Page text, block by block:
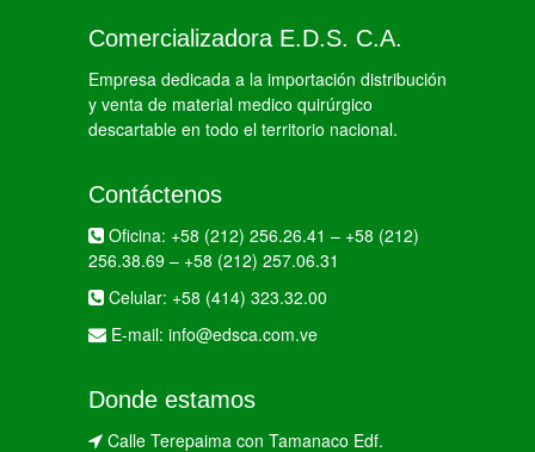
Comercializadora E.D.S. C.A.
Empresa dedicada a la importación distribución
y venta de material medico quirúrgico
descartable en todo el territorio nacional.
Contáctenos
Oficina: +58 (212) 256.26.41 – +58 (212)
256.38.69 – +58 (212) 257.06.31
Celular: +58 (414) 323.32.00
E-mail: info@edsca.com.ve
Donde estamos
Calle Terepaima con Tamanaco Edf.